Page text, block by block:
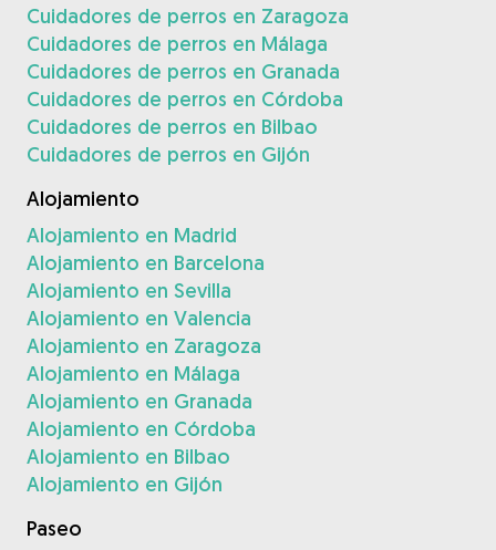
Cuidadores de perros en Zaragoza
Cuidadores de perros en Málaga
Cuidadores de perros en Granada
Cuidadores de perros en Córdoba
Cuidadores de perros en Bilbao
Cuidadores de perros en Gijón
Alojamiento
Alojamiento en Madrid
Alojamiento en Barcelona
Alojamiento en Sevilla
Alojamiento en Valencia
Alojamiento en Zaragoza
Alojamiento en Málaga
Alojamiento en Granada
Alojamiento en Córdoba
Alojamiento en Bilbao
Alojamiento en Gijón
Paseo